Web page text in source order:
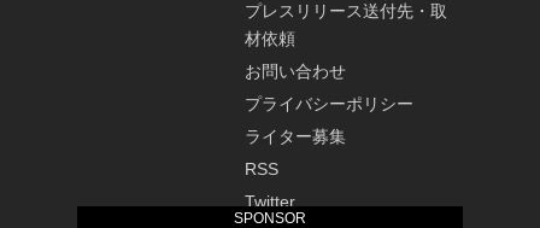
SPONSOR
プレスリリース送付先・取
材依頼
お問い合わせ
プライバシーポリシー
ライター募集
RSS
Twitter